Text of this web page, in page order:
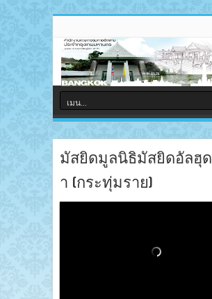
มัสยิดมูลนิธิมัสยิดอัลฮุด
า (กระทุ่มราย)